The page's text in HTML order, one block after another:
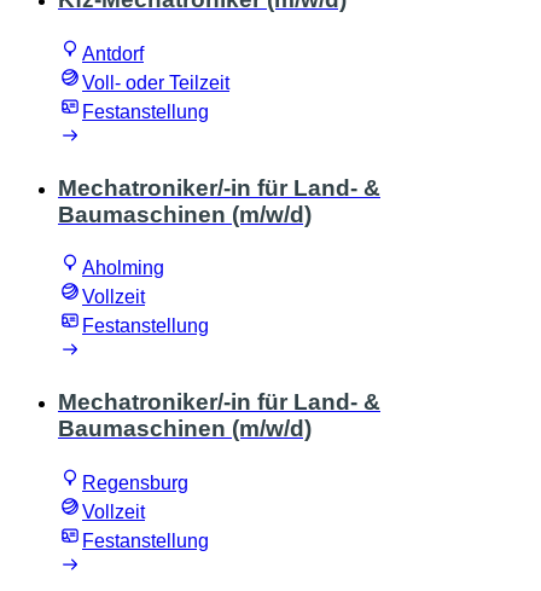
Antdorf
Voll- oder Teilzeit
Festanstellung
Mechatroniker/-in für Land- &
Baumaschinen (m/w/d)
Aholming
Vollzeit
Festanstellung
Mechatroniker/-in für Land- &
Baumaschinen (m/w/d)
Regensburg
Vollzeit
Festanstellung